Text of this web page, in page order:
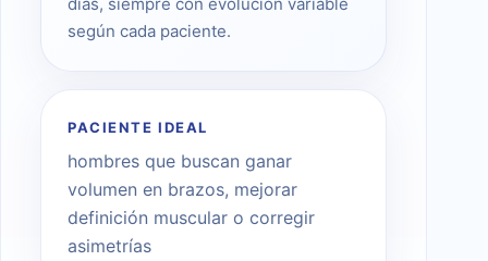
días, siempre con evolución variable
según cada paciente.
PACIENTE IDEAL
hombres que buscan ganar
volumen en brazos, mejorar
definición muscular o corregir
asimetrías